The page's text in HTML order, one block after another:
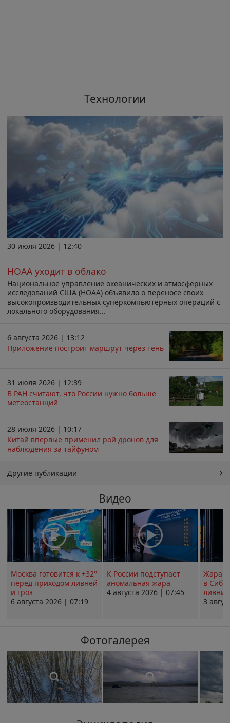
Технологии
30 июля 2026 | 12:40
НОАА уходит в облако
Национальное управление океанических и атмосферных
исследований США (НОАА) объявило о переносе своих
высокопроизводительных суперкомпьютерных операций с
локального оборудования...
6 августа 2026 | 13:12
Приложение построит маршрут через тень
31 июля 2026 | 12:39
В РАН считают, что России нужно больше
метеостанций
28 июля 2026 | 10:17
Китай впервые применил рой дронов для
наблюдения за тайфуном
Другие публикации
Видео
Москва готовится к +32°
перед приходом ливней
и гроз
6 августа 2026 | 07:19
К России подступает
аномальная жара
4 августа 2026 | 07:45
Жара в
в
ливни
3
Фотогалерея